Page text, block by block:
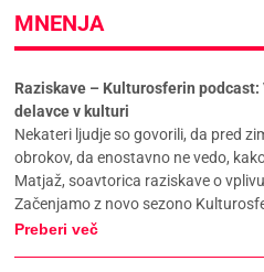
MNENJA
Raziskave – Kulturosferin podcast:
delavce v kulturi
Nekateri ljudje so govorili, da pred
obrokov, da enostavno ne vedo,
Matjaž, soavtorica raziskave o
Začenjamo z novo sezono
Preberi več